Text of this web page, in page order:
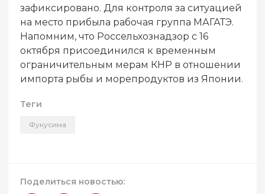
зафиксировано. Для контроля за ситуацией
на место прибыла рабочая группа МАГАТЭ.
Напомним, что Россельхознадзор с 16
октября присоединился к временным
ограничительным мерам КНР в отношении
импорта рыбы и морепродуктов из Японии.
Теги
Фукусима
Поделиться новостью: